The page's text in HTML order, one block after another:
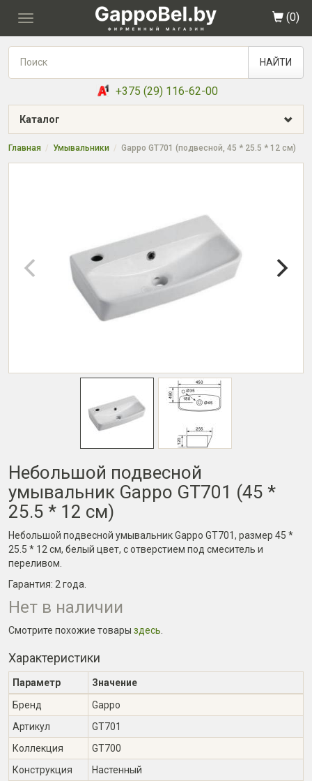
Toggle
(0)
НАЙТИ
+375 (29) 116-62-00
Каталог
Главная Умывальники Gappo GT701 (подвесной, 45 * 25.5 * 12 см)
Небольшой подвесной
умывальник Gappo GT701 (45 *
25.5 * 12 см)
Небольшой подвесной умывальник Gappo GT701, размер 45 *
25.5 * 12 см, белый цвет, с отверстием под смеситель и
переливом.
Гарантия: 2 года
Нет в наличии
Смотрите похожие товары здесь
Характеристики
Параметр
Значение
Бренд
Gappo
Артикул
GT701
Коллекция
GT700
Конструкция
Настенный